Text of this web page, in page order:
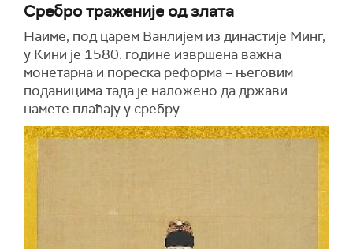
Сребро траженије од злата
Наиме, под царем Ванлијем из династије Минг,
у Кини је 1580. године извршена важна
монетарна и пореска реформа – његовим
поданицима тада је наложено да држави
намете плаћају у сребру.